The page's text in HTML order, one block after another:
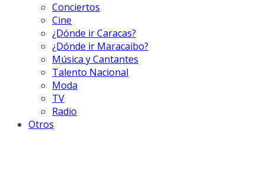
Conciertos
Cine
¿Dónde ir Caracas?
¿Dónde ir Maracaibo?
Música y Cantantes
Talento Nacional
Moda
TV
Radio
Otros